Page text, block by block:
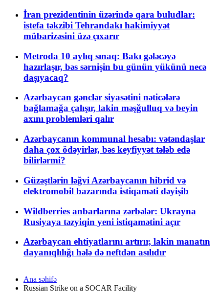
İran prezidentinin üzərində qara buludlar:
istefa təkzibi Tehrandakı hakimiyyət
mübarizəsini üzə çıxarır
Metroda 10 aylıq sınaq: Bakı gələcəyə
hazırlaşır, bəs sərnişin bu günün yükünü necə
daşıyacaq?
Azərbaycan gənclər siyasətini nəticələrə
bağlamağa çalışır, lakin məşğulluq və beyin
axını problemləri qalır
Azərbaycanın kommunal hesabı: vətəndaşlar
daha çox ödəyirlər, bəs keyfiyyət tələb edə
bilirlərmi?
Güzəştlərin ləğvi Azərbaycanın hibrid və
elektromobil bazarında istiqaməti dəyişib
Wildberries anbarlarına zərbələr: Ukrayna
Rusiyaya təzyiqin yeni istiqamətini açır
Azərbaycan ehtiyatlarını artırır, lakin manatın
dayanıqlılığı hələ də neftdən asılıdır
Ana səhifə
Russian Strike on a SOCAR Facility